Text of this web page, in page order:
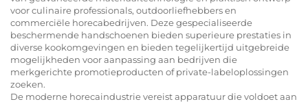
voor culinaire professionals, outdoorliefhebbers en
commerciële horecabedrijven. Deze gespecialiseerde
beschermende handschoenen bieden superieure prestaties in
diverse kookomgevingen en bieden tegelijkertijd uitgebreide
mogelijkheden voor aanpassing aan bedrijven die
merkgerichte promotieproducten of private-labeloplossingen
zoeken.
De moderne horecaindustrie vereist apparatuur die voldoet aan